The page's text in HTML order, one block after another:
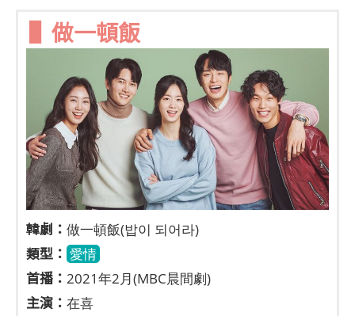
▌ 做一頓飯
韓劇： 做一頓飯(밥이 되어라)
類型： 愛情
首播： 2021年2月(MBC晨間劇)
主演： 在喜